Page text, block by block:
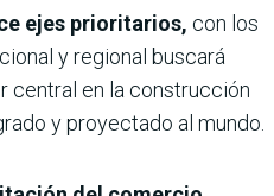
ejes prioritarios, con los
y regional buscará
central en la construcción
y proyectado al mundo.